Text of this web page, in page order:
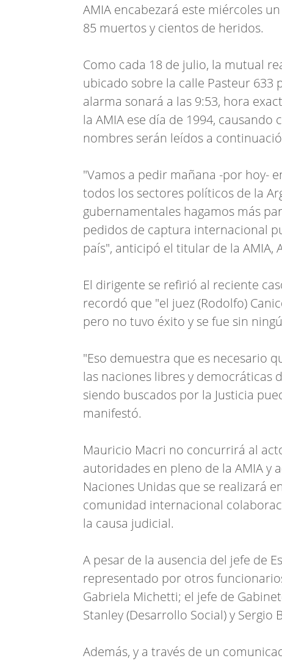
AMIA encabezará este miércoles
85 muertos y cientos de heridos.
Como cada 18 de julio, la mutual
ubicado sobre la calle Pasteur 633
alarma sonará a las 9:53, hora
la AMIA ese día de 1994,
nombres serán leídos a
"Vamos a pedir mañana -por hoy-
todos los sectores políticos de la
gubernamentales hagamos más
pedidos de captura internacional
país", anticipó el titular de la AMIA,
El dirigente se refirió al reciente
recordó que "el juez (Rodolfo)
pero no tuvo éxito y se fue sin
"Eso demuestra que es necesario
las naciones libres y democráticas
siendo buscados por la Justicia
manifestó.
Mauricio Macri no concurrirá al
autoridades en pleno de la AMIA y
Naciones Unidas que se realizará
comunidad internacional
la causa judicial.
A pesar de la ausencia del jefe de
representado por otros
Gabriela Michetti; el jefe de
Stanley (Desarrollo Social) y Sergio
Además, y a través de un